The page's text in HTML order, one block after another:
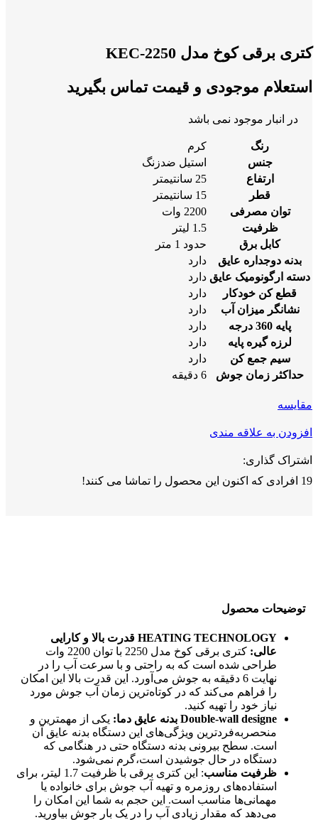
کتری برقی کوخ مدل KEC-2250
استعلام موجودی و قیمت تماس بگیرید
در انبار موجود نمی باشد
رنگ
کرم
جنس
استیل ضدزنگ
ارتفاع
25 سانتیمتر
قطر
15 سانتیمتر
توان مصرفی
2200 وات
ظرفیت
1.5 لیتر
کابل برق
حدود 1 متر
بدنه دوجداره عایق
دارد
دسته ارگونومیک عایق دارد
قطع کن خودکار
دارد
نشانگر میزان آب
دارد
پایه 360 درجه
دارد
لرزه گیره پایه
دارد
سیم جمع کن
دارد
حداکثر زمان جوش
6 دقیقه
مقايسه
افزودن به علاقه مندی
اشتراک گذاری:
19 افرادی که اکنون این محصول را تماشا می کنند!
توضیحات محصول
HEATING TECHNOLOGY قدرت بالا و کارایی
عالی:
کتری برقی کوخ مدل 2250 با توان 2200 وات
طراحی شده است که به راحتی و با سرعت آب را در
نهایت 6 دقیقه به جوش می‌آورد. این قدرت بالا این امکان
را فراهم می‌کند که در کوتاه‌ترین زمان آب جوش مورد
نیاز خود را تهیه کنید.
Double-wall designe بدنه عایق دما:
یکی از مهمترین و
منحصربه‌فردترین ویژگی‌های این دستگاه بدنه عایق آن
است. سطح بیرونی بدنه دستگاه حتی در هنگامی که
دستگاه در حال جوشیدن است،گرم نمی‌شود.
ظرفیت مناسب
: این کتری برقی با ظرفیت 1.7 لیتر، برای
استفاده‌های روزمره و تهیه آب جوش برای خانواده یا
مهمانی‌ها مناسب است. این حجم به شما این امکان را
می‌دهد که مقدار زیادی آب را در یک بار جوش بیاورید.